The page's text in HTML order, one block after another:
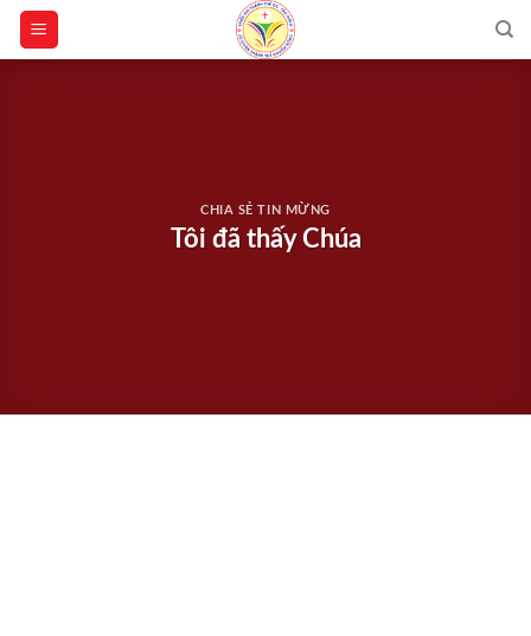
Skip
CHIA SẺ TIN MỪNG
Tôi đã thấy Chúa